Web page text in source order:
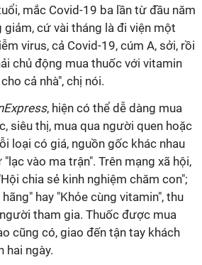
mắc Covid-19 ba lần từ đầu năm
giảm, cứ vài tháng là đi viện một
virus, cả Covid-19, cúm A, sởi, rồi
chủ động mua thuốc với vitamin
cả nhà", chị nói.
, hiện có thể dễ dàng mua
siêu thị, mua qua người quen hoặc
loại có giá, nguồn gốc khác nhau
vào ma trận". Trên mạng xã hội,
chia sẻ kinh nghiệm chăm con";
hay "Khỏe cùng vitamin", thu
tham gia. Thuốc được mua
cũng có, giao đến tận tay khách
hai ngày.